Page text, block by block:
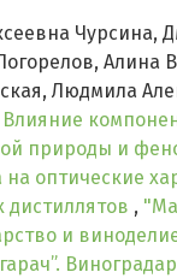
Чурсина,
Алина
Людмила
Влияние
природы и
на оптические
дистиллятов ,
и